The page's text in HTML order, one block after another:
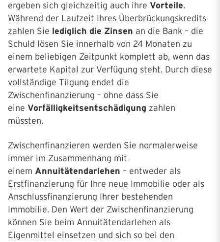
ergeben sich gleichzeitig auch ihre Vorteile.
Während der Laufzeit Ihres Überbrückungskredits
zahlen Sie lediglich die Zinsen an die Bank – die
Schuld lösen Sie innerhalb von 24 Monaten zu
einem beliebigen Zeitpunkt komplett ab, wenn das
erwartete Kapital zur Verfügung steht. Durch diese
vollständige Tilgung endet die
Zwischenfinanzierung – ohne dass Sie
eine Vorfälligkeitsentschädigung zahlen
müssten.
Zwischenfinanzieren werden Sie normalerweise
immer im Zusammenhang mit
einem Annuitätendarlehen – entweder als
Erstfinanzierung für Ihre neue Immobilie oder als
Anschlussfinanzierung Ihrer bestehenden
Immobilie. Den Wert der Zwischenfinanzierung
können Sie beim Annuitätendarlehen als
Eigenmittel einsetzen und sich so bei den